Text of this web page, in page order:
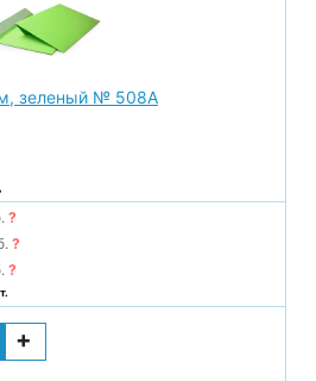
зеленый № 508А
?
?
?
+